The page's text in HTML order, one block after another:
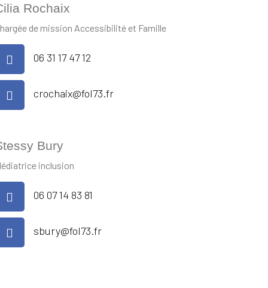
Rochaix
de mission Accessibilité et Famille
06 31 17 47 12
crochaix@fol73.fr
Bury
inclusion
06 07 14 83 81
sbury@fol73.fr